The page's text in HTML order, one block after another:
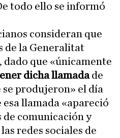
todo ello se informó
consideran que
de la Generalitat
, dado que «únicamente
dicha llamadade
produjeron» el día
esa llamada «apareció
comunicación y
redes sociales de